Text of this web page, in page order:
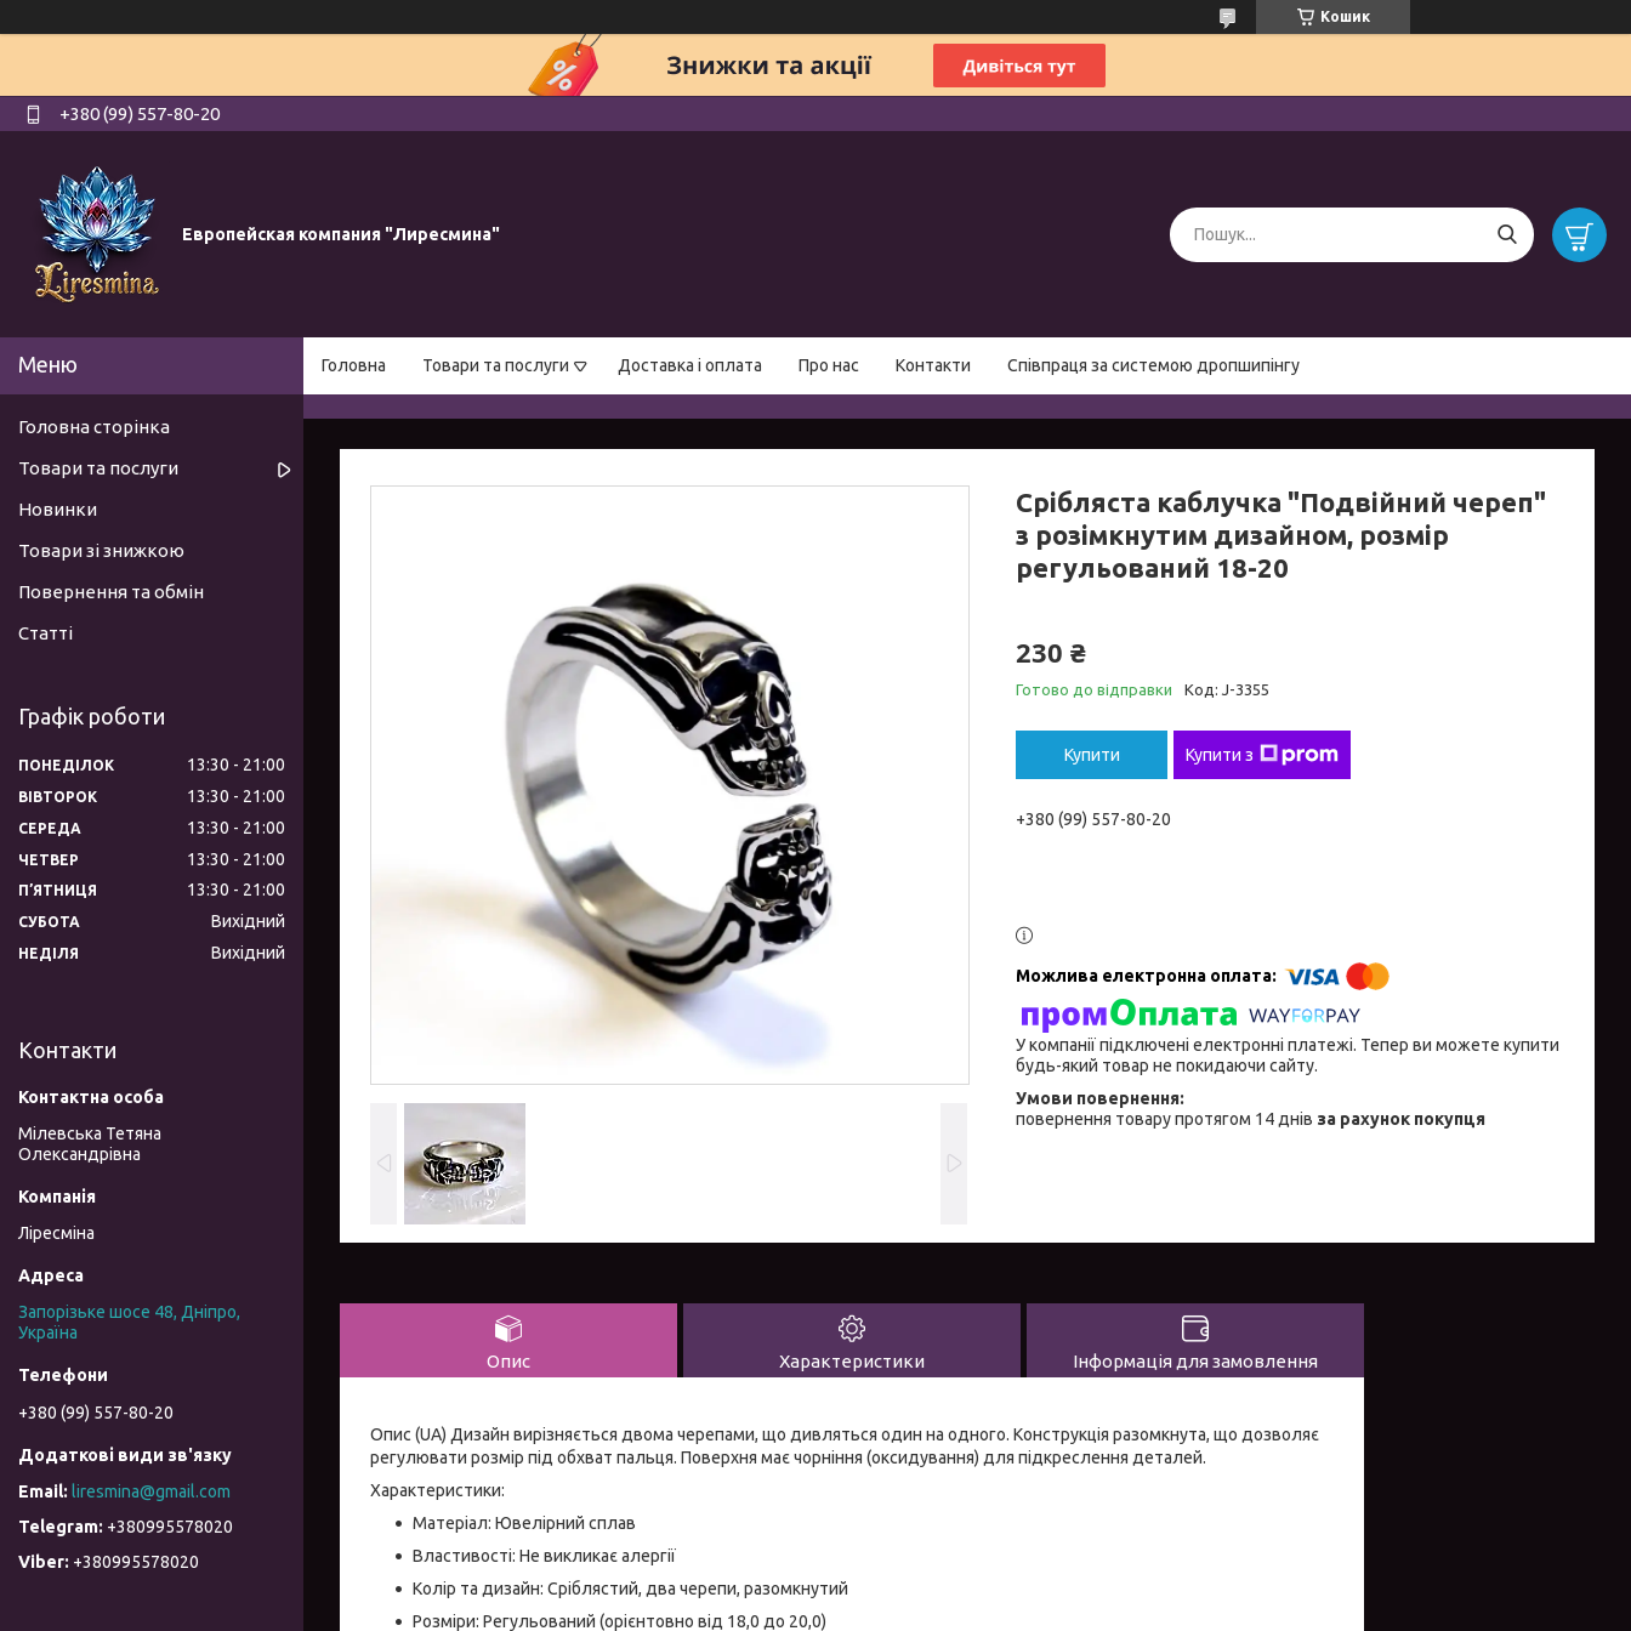
Кошик
+380 (99) 557-80-20
Европейская компания "Лиресмина"
Головна Товари та послуги Доставка і оплата Про нас Контакти Співпраця за системою дропшипінгу
Срібляста каблучка "Подвійний череп"
з розімкнутим дизайном, розмір
регульований 18-20
230 ₴
Готово до відправки Код: J-3355
Купити Купити з
+380 (99) 557-80-20
У компанії підключені електронні платежі. Тепер ви можете купити
будь-який товар не покидаючи сайту.
повернення товару протягом 14 днів за рахунок покупця
Опис Характеристики Інформація для замовлення
Опис (UA) Дизайн вирізняється двома черепами, що дивляться один на одного. Конструкція разомкнута, що дозволяє
регулювати розмір під обхват пальця. Поверхня має чорніння (оксидування) для підкреслення деталей.
Характеристики:
Матеріал: Ювелірний сплав
Властивості: Не викликає алергії
Колір та дизайн: Сріблястий, два черепи, разомкнутий
Розміри: Регульований (орієнтовно від 18,0 до 20,0)
Головна сторінка
Товари та послуги
Новинки
Товари зі знижкою
Повернення та обмін
Статті
Графік роботи
ПОНЕДІЛОК 13:30 21:00
ВІВТОРОК 13:30 21:00
СЕРЕДА 13:30 21:00
ЧЕТВЕР 13:30 21:00
ПʼЯТНИЦЯ 13:30 21:00
СУБОТА Вихідний
НЕДІЛЯ Вихідний
Контакти
Мілевська Тетяна
Олександрівна
Ліресміна
Запорізьке шосе 48, Дніпро,
Україна
+380 (99) 557-80-20
liresmina@gmail.com
+380995578020
+380995578020